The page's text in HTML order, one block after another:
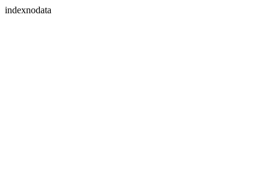
indexnodata